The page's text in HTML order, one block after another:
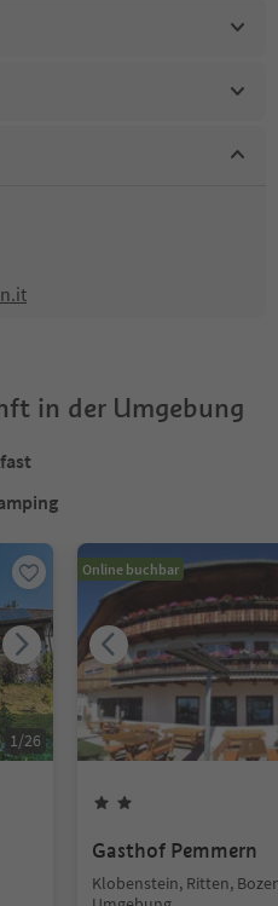
in der Umgebung
1/26
Online buchbar
Gasthof Pemmern
Klobenstein, Ritten,